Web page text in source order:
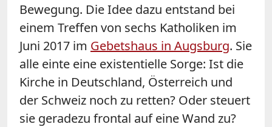
Bewegung. Die Idee dazu entstand bei
einem Treffen von sechs Katholiken im
Juni 2017 im Gebetshaus in Augsburg. Sie
alle einte eine existentielle Sorge: Ist die
Kirche in Deutschland, Österreich und
der Schweiz noch zu retten? Oder steuert
sie geradezu frontal auf eine Wand zu?